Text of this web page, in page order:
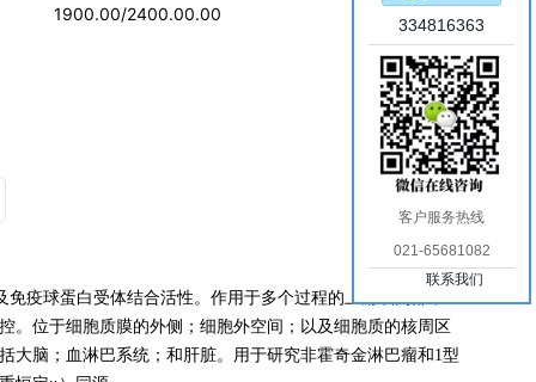
1900.00/2400.00.00
疫球蛋白受体结合活性。作用于多个过程的上游或内部，
。位于细胞质膜的外侧；细胞外空间；以及细胞质的核周区
大脑；血淋巴系统；和肝脏。用于研究非霍奇金淋巴瘤和1型
334816363
客户服务热线
021-65681082
联系我们